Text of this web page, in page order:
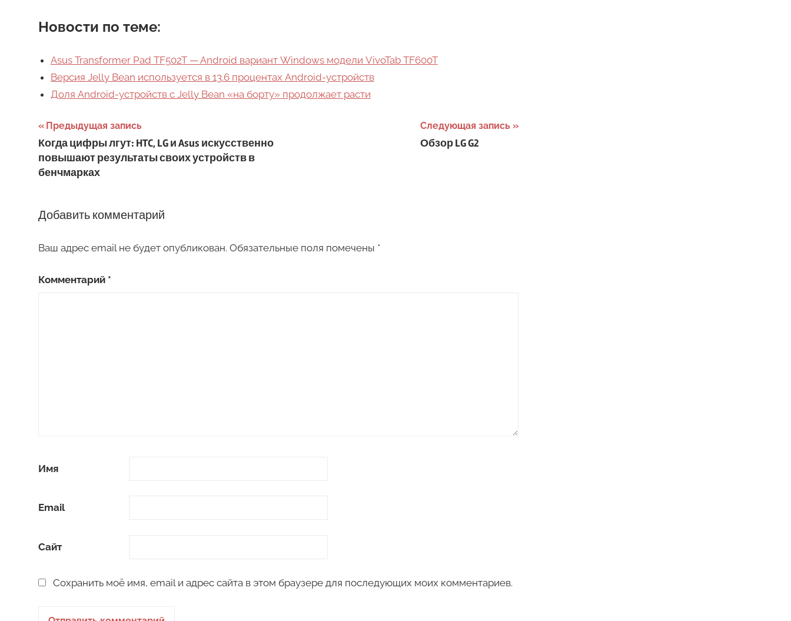
Новости по теме:
Asus Transformer Pad TF502T — Android вариант Windows модели VivoTab TF600T
Версия Jelly Bean используется в 13.6 процентах Android-устройств
Доля Android-устройств с Jelly Bean «на борту» продолжает расти
Навигация
по
записям
Предыдущая запись
Когда цифры лгут: HTC, LG и Asus искусственно
повышают результаты своих устройств в
бенчмарках
Следующая запись
Обзор LG G2
Добавить комментарий
Ваш адрес email не будет опубликован. Обязательные поля помечены *
Комментарий *
Имя
Email
Сайт
Сохранить моё имя, email и адрес сайта в этом браузере для последующих моих комментариев.